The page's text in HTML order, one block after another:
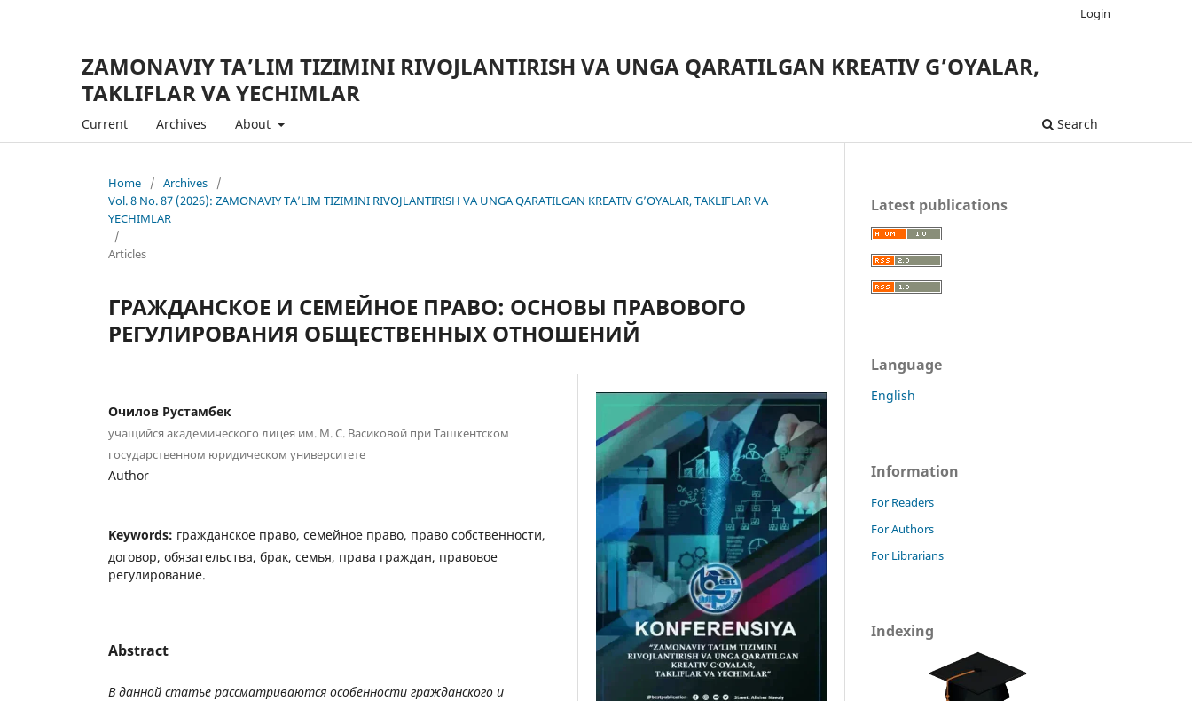
ZAMONAVIY TA’LIM TIZIMINI RIVOJLANTIRISH VA UNGA QARATILGAN KREATIV G’OYALAR,
TAKLIFLAR VA YECHIMLAR
Current Archives About Search
Login
Home / Archives
/
Vol. 8 No. 87 (2026): ZAMONAVIY TA’LIM TIZIMINI RIVOJLANTIRISH VA UNGA QARATILGAN KREATIV G’OYALAR, TAKLIFLAR VA
YECHIMLAR
/
Articles
ГРАЖДАНСКОЕ И СЕМЕЙНОЕ ПРАВО: ОСНОВЫ ПРАВОВОГО
РЕГУЛИРОВАНИЯ ОБЩЕСТВЕННЫХ ОТНОШЕНИЙ
Очилов Рустамбек
учащийся академического лицея им. М. С. Васиковой при Ташкентском
государственном юридическом университете
Author
Keywords: гражданское право, семейное право, право собственности,
договор, обязательства, брак, семья, права граждан, правовое
регулирование.
Abstract
В данной статье рассматриваются особенности гражданского и
Latest publications
Language
English
Information
For Readers
For Authors
For Librarians
Indexing